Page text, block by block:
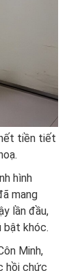
tiền tiết
hình
mang
lần đầu,
bật khóc.
Minh,
hồi chức